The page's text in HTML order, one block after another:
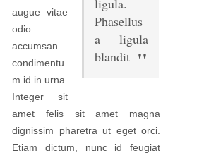
ligula.
Phasellus
a ligula
blandit
augue vitae
odio
accumsan
condimentu
m id in urna.
Integer sit
amet felis sit amet magna
dignissim pharetra ut eget orci.
Etiam dictum, nunc id feugiat